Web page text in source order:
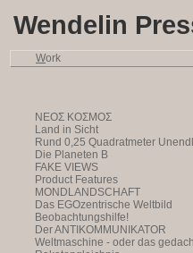
Wendelin
Work
NEOΣ KOΣMOΣ
Land in Sicht
Rund 0,25 Quadratmeter
Die Planeten B
FAKE VIEWS
Product Features
MONDLANDSCHAFT
Das EGOzentrische Weltbild
Beobachtungshilfe!
Der ANTIKOMMUNIKATOR
Weltmaschine - oder das